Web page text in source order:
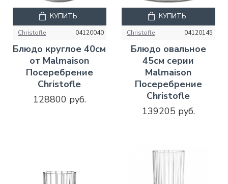
Christofle 04120040
Блюдо круглое 40см
от Malmaison
Посеребрение
Christofle
128800 руб.
КУПИТЬ
Christofle 04120145
Блюдо овальное
45см серии
Malmaison
Посеребрение
Christofle
139205 руб.
КУПИТЬ